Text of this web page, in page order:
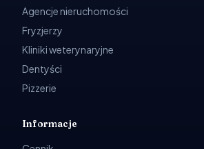
Agencje nieruchomości
Fryzjerzy
Kliniki weterynaryjne
Dentyści
Pizzerie
Informacje